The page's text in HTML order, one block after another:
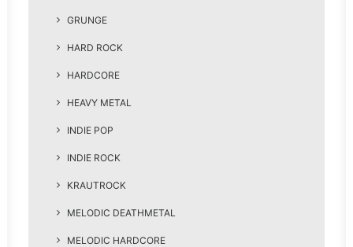
GRUNGE
HARD ROCK
HARDCORE
HEAVY METAL
INDIE POP
INDIE ROCK
KRAUTROCK
MELODIC DEATHMETAL
MELODIC HARDCORE